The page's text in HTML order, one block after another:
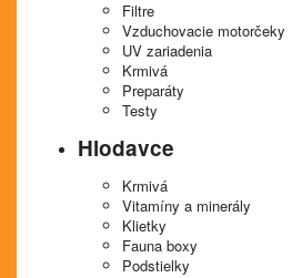
Filtre
Vzduchovacie motorčeky
UV zariadenia
Krmivá
Preparáty
Testy
Hlodavce
Krmivá
Vitamíny a minerály
Klietky
Fauna boxy
Podstielky